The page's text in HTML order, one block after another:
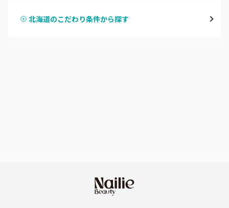
北海道のこだわり条件から探す